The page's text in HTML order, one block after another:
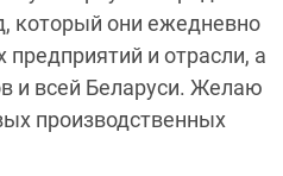
который они ежедневно
предприятий и отрасли, а
и всей Беларуси. Желаю
производственных